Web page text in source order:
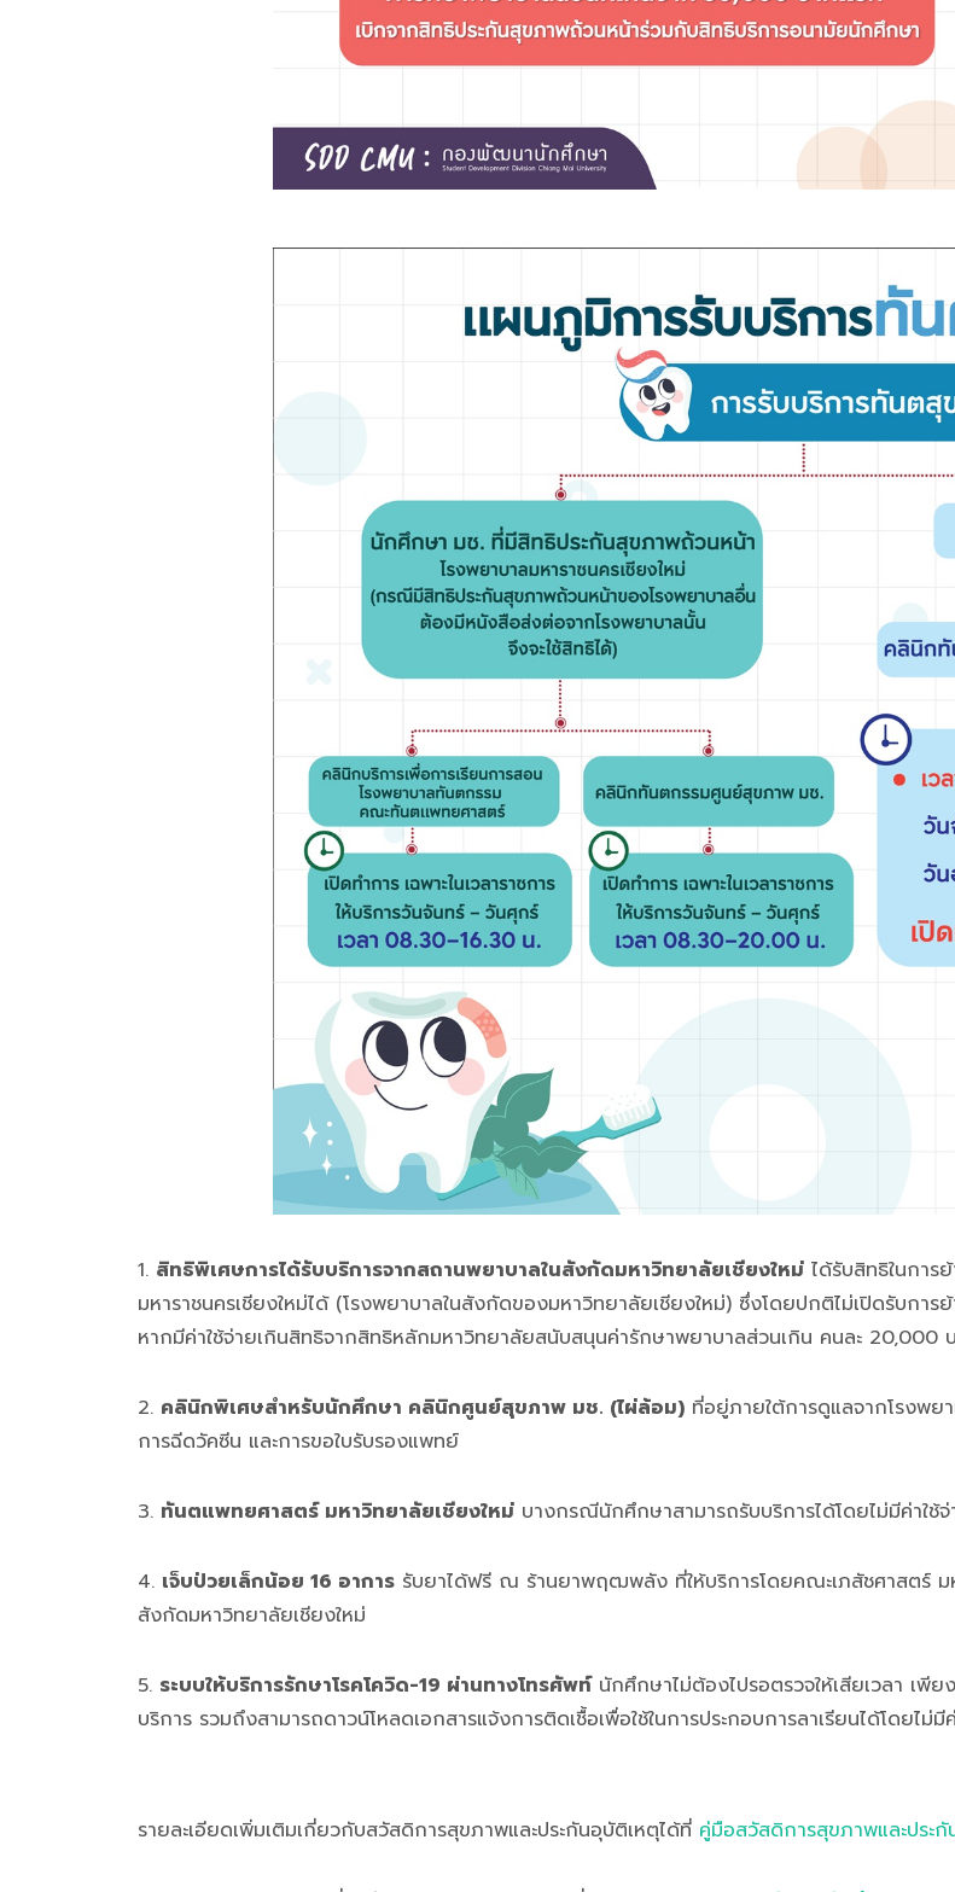
1. สิทธิพิเศษการได้รับบริการจากสถานพยาบาลในสังกัดมหาวิทยาลัยเชียงใหม่ ได้รับสิทธิในกา
มหาราชนครเชียงใหม่ได้ (โรงพยาบาลในสังกัดของมหาวิทยาลัยเชียงใหม่) ซึ่งโดยปกติไม่เปิดรับการ
หากมีค่าใช้จ่ายเกินสิทธิจากสิทธิหลักมหาวิทยาลัยสนับสนุนค่ารักษาพยาบาลส่วนเกิน คนละ 20,000
2. คลินิกพิเศษสำหรับนักศึกษา คลินิกศูนย์สุขภาพ มช. (ไผ่ล้อม) ที่อยู่ภายใต้การดูแลจากโรงพยา
การฉีดวัคซีน และการขอใบรับรองแพทย์
3. ทันตแพทยศาสตร์ มหาวิทยาลัยเชียงใหม่ บางกรณีนักศึกษาสามารถรับบริการได้โดยไม่มีค่าใช้จ่
4. เจ็บป่วยเล็กน้อย 16 อาการ รับยาได้ฟรี ณ ร้านยาพฤฒพลัง ที่ให้บริการโดยคณะเภสัชศาสตร์ ม
สังกัดมหาวิทยาลัยเชียงใหม่
5. ระบบให้บริการรักษาโรคโควิด-19 ผ่านทางโทรศัพท์นักศึกษาไม่ต้องไปรอตรวจให้เสียเวลา เพี
บริการ รวมถึงสามารถดาวน์โหลดเอกสารแจ้งการติดเชื้อเพื่อใช้ในการประกอบการลาเรียนได้โดยไม่มี
รายละเอียดเพิ่มเติมเกี่ยวกับสวัสดิการสุขภาพและประกันอุบัติเหตุได้ที่ คู่มือสวัสดิการสุขภาพและประ